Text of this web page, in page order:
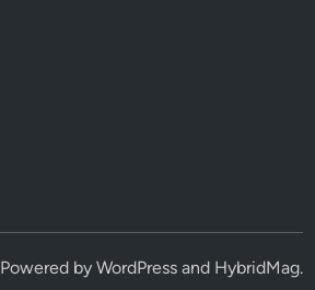
Powered by WordPressand HybridMag.